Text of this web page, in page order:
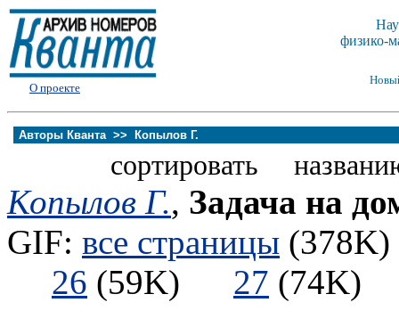
О проекте
физико-
Авторы Кванта >> Копылов Г.
сортировать
Копылов Г., Задача на
GIF: все страницы
26 (59K) 27